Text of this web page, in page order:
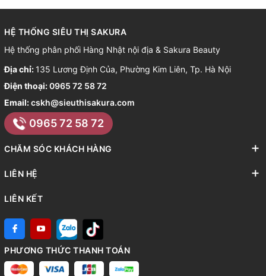
HỆ THỐNG SIÊU THỊ SAKURA
Hệ thống phân phối Hàng Nhật nội địa & Sakura Beauty
Địa chỉ: 135 Lương Định Của, Phường Kim Liên, Tp. Hà Nội
Điện thoại:0965 72 58 72
Email:cskh@sieuthisakura.com
0965 72 58 72
CHĂM SÓC KHÁCH HÀNG
LIÊN HỆ
LIÊN KẾT
PHƯƠNG THỨC THANH TOÁN